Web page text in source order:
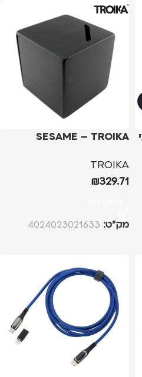
SESAME – TROIKA
TROIKA
₪329.71
מק”ט: 4024023021633